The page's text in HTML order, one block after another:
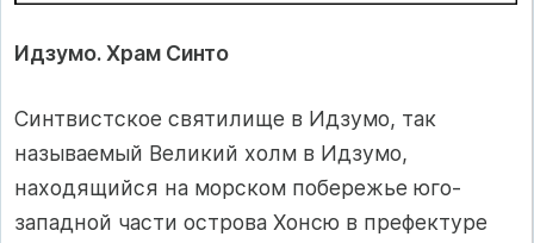
Идзумо. Храм Синто
Синтвистское святилище в Идзумо, так
называемый Великий холм в Идзумо,
находящийся на морском побережье юго-
западной части острова Хонсю в префектуре